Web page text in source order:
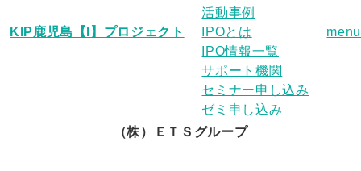
KIP鹿児島【I】プロジェクト
活動事例
IPOとは
IPO情報一覧
サポート機関
セミナー申し込み
ゼミ申し込み
menu
（株）ＥＴＳグループ